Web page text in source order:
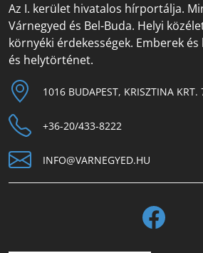
Az I. kerület hivatalos hírportálja.
Várnegyed és Bel-Buda. Helyi
környéki érdekességek. Emberek
és helytörténet.
1016 BUDAPEST, KRISZTINA KRT.
+36-20/433-8222
INFO@VARNEGYED.HU